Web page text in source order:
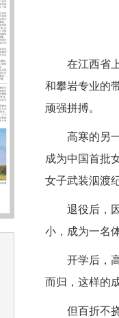
在江西省
和攀岩专业的
顽强拼搏。
高寒的另
成为中国首批
女子武装泅渡
退役后，
小，成为一名
开学后，
而归，这样的
但百折不